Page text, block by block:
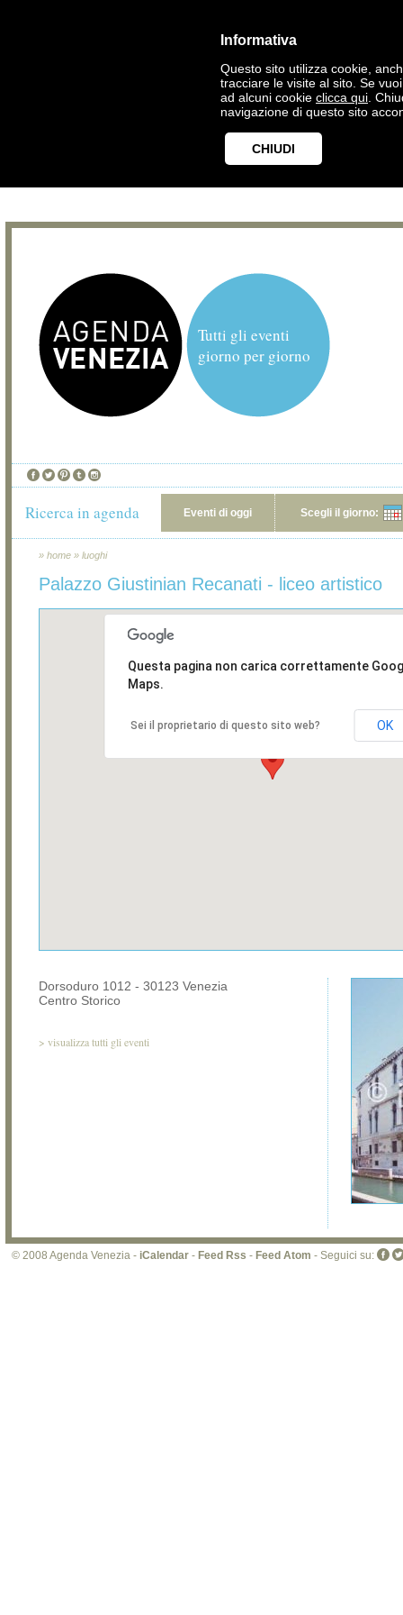
Informativa
Questo sito utilizza cookie,
tracciare le visite al sito. Se
ad alcuni cookie clicca qui .
navigazione di questo sito
CHIUDI
Tutti gli eventi
giorno per giorno
Ricerca in agenda Eventi di oggi Scegli il giorno:
» home » luoghi
Palazzo Giustinian Recanati - liceo artistico
Questa pagina non carica correttamente
Maps.
Sei il proprietario di questo sito web? OK
Dorsoduro 1012 - 30123 Venezia
Centro Storico
> visualizza tutti gli eventi
© 2008 Agenda Venezia - iCalendar - Feed Rss - Feed Atom - Seguici su: